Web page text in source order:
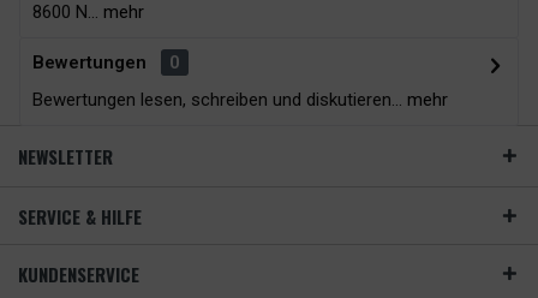
8600 N... mehr
Bewertungen
0
Bewertungen lesen, schreiben und diskutieren... mehr
NEWSLETTER
SERVICE & HILFE
KUNDENSERVICE